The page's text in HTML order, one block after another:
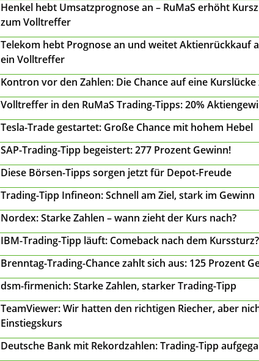
Henkel hebt Umsatzprognose an – RuMaS erhöht
zum Volltreffer
Telekom hebt Prognose an und weitet Aktienrückkauf
ein Volltreffer
Kontron vor den Zahlen: Die Chance auf eine
Volltreffer in den RuMaS Trading-Tipps: 20%
Tesla-Trade gestartet: Große Chance mit hohem Hebel
SAP-Trading-Tipp begeistert: 277 Prozent Gewinn!
Diese Börsen-Tipps sorgen jetzt für Depot-Freude
Trading-Tipp Infineon: Schnell am Ziel, stark im Gewinn
Nordex: Starke Zahlen – wann zieht der Kurs nach?
IBM-Trading-Tipp läuft: Comeback nach dem Kurssturz?
Brenntag-Trading-Chance zahlt sich aus: 125 Prozent
dsm-firmenich: Starke Zahlen, starker Trading-Tipp
TeamViewer: Wir hatten den richtigen Riecher, aber
Einstiegskurs
Deutsche Bank mit Rekordzahlen: Trading-Tipp